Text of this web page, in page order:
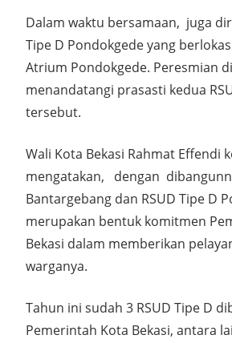
Dalam waktu bersamaan, juga
Tipe D Pondokgede yang
Atrium Pondokgede. Peresmian
menandatangi prasasti kedua
tersebut.
Wali Kota Bekasi Rahmat Effendi
mengatakan, dengan
Bantargebang dan RSUD Tipe D
merupakan bentuk komitmen
Bekasi dalam memberikan
warganya.
Tahun ini sudah 3 RSUD Tipe D
Pemerintah Kota Bekasi, antara